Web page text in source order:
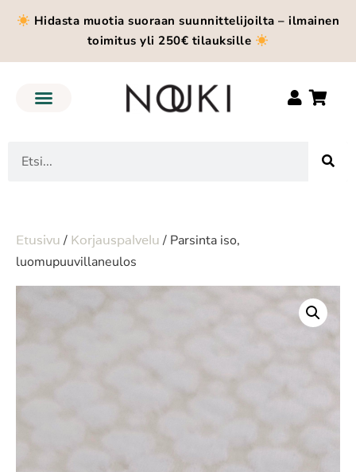
Hidasta muotia suoraan suunnittelijoilta – ilmainen
toimitus yli 250€ tilauksille
Etusivu/ Korjauspalvelu/ Parsinta iso,
luomupuuvillaneulos